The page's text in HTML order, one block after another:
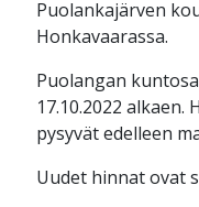
Puolankajärven
Honkavaarassa.
Puolangan
17.10.2022
pysyvät edelleen
Uudet hinnat ovat